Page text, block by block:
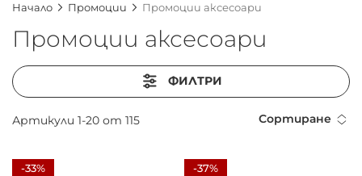
Начало Промоции Промоции аксесоари
Промоции аксесоари
ФИЛТРИ
Артикули 1-20 от 115 Сортиране
-33% -37%